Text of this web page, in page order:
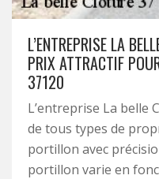
L’ENTREPRISE LA
PRIX ATTRACTIF
37120
L’entreprise La belle
de tous types de
portillon avec
portillon varie en